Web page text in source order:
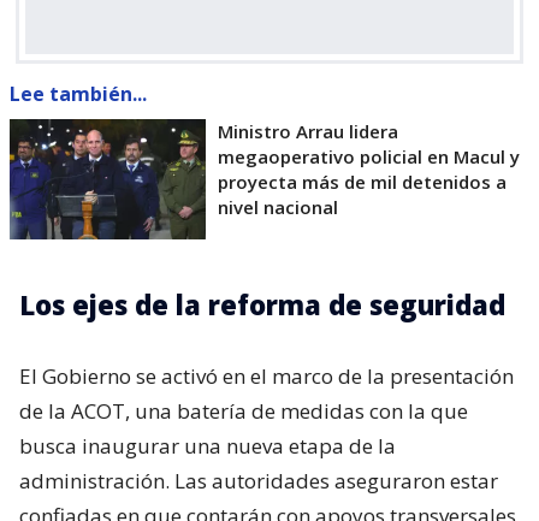
Lee también...
Ministro Arrau lidera
megaoperativo policial en Macul y
proyecta más de mil detenidos a
nivel nacional
Los ejes de la reforma de seguridad
El Gobierno se activó en el marco de la presentación
de la ACOT, una batería de medidas con la que
busca inaugurar una nueva etapa de la
administración. Las autoridades aseguraron estar